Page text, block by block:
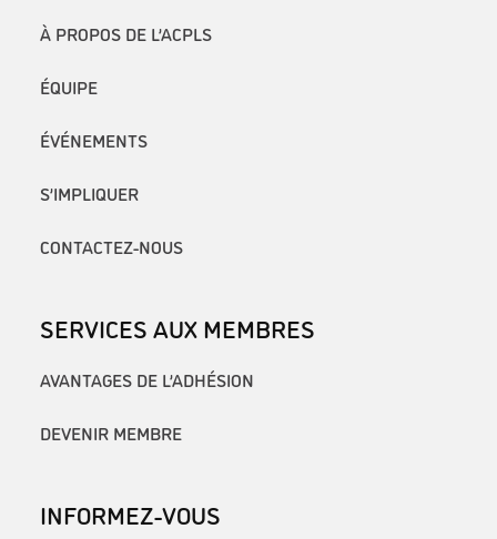
À PROPOS DE L’ACPLS
ÉQUIPE
ÉVÉNEMENTS
S’IMPLIQUER
CONTACTEZ-NOUS
SERVICES AUX MEMBRES
AVANTAGES DE L’ADHÉSION
DEVENIR MEMBRE
INFORMEZ-VOUS